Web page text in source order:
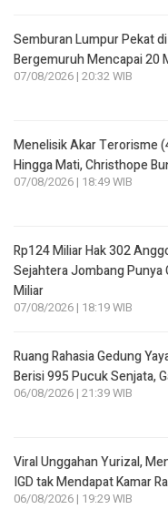
Semburan Lumpur Pekat
Bergemuruh Mencapai 20
07/08/2026 | 20:32 WIB
Menelisik Akar Terorisme
Hingga Mati, Christhope
07/08/2026 | 18:49 WIB
Rp124 Miliar Hak 302
Sejahtera Jombang Punya
Miliar
07/08/2026 | 18:19 WIB
Ruang Rahasia Gedung
Berisi 995 Pucuk Senjata,
06/08/2026 | 21:39 WIB
Viral Unggahan Yurizal,
IGD tak Mendapat Kamar
06/08/2026 | 19:29 WIB